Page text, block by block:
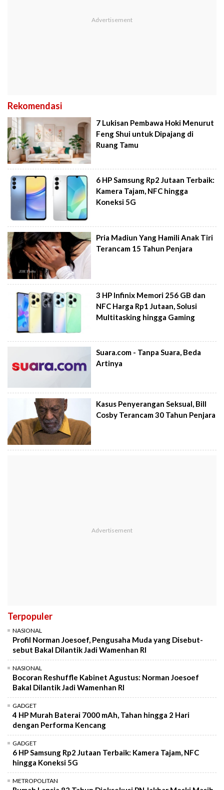
Rekomendasi
7 Lukisan Pembawa Hoki Menurut
Feng Shui untuk Dipajang di
Ruang Tamu
6 HP Samsung Rp2 Jutaan Terbaik:
Kamera Tajam, NFC hingga
Koneksi 5G
Pria Madiun Yang Hamili Anak Tiri
Terancam 15 Tahun Penjara
3 HP Infinix Memori 256 GB dan
NFC Harga Rp1 Jutaan, Solusi
Multitasking hingga Gaming
Suara.com - Tanpa Suara, Beda
Artinya
Kasus Penyerangan Seksual, Bill
Cosby Terancam 30 Tahun Penjara
Terpopuler
NASIONAL
Profil Norman Joesoef, Pengusaha Muda yang Disebut-
sebut Bakal Dilantik Jadi Wamenhan RI
NASIONAL
Bocoran Reshuffle Kabinet Agustus: Norman Joesoef
Bakal Dilantik Jadi Wamenhan RI
GADGET
4 HP Murah Baterai 7000 mAh, Tahan hingga 2 Hari
dengan Performa Kencang
GADGET
6 HP Samsung Rp2 Jutaan Terbaik: Kamera Tajam, NFC
hingga Koneksi 5G
METROPOLITAN